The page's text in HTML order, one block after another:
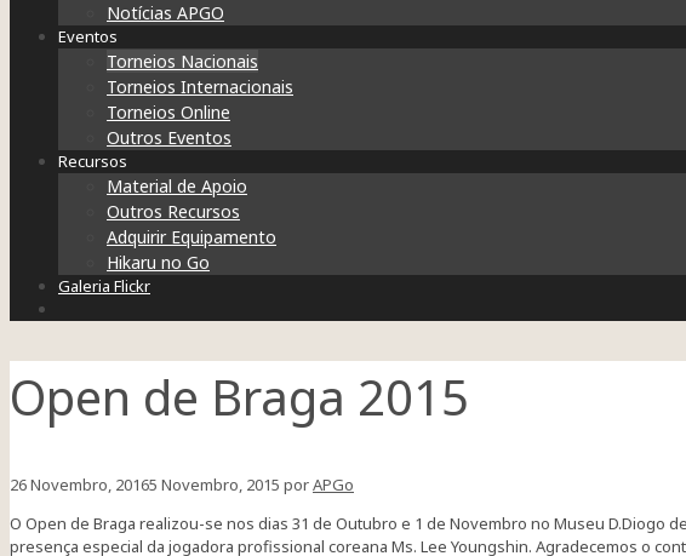
Notícias APGO
Eventos
Torneios Nacionais
Torneios Internacionais
Torneios Online
Outros Eventos
Recursos
Material de Apoio
Outros Recursos
Adquirir Equipamento
Hikaru no Go
Galeria Flickr
Open de Braga 2015
26 Novembro, 20165 Novembro, 2015 porAPGo
O Open de Braga realizou-se nos dias 31 de Outubro e 1 de Novembro no Museu D.Diogo
presença especial da jogadora profissional coreana Ms. Lee Youngshin. Agradecemos o